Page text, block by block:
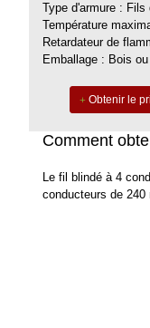
Type d'armure : Fils
Température
Retardateur de
Emballage : Bois
Obtenir le
Comment
Le fil blindé à 4
conducteurs de